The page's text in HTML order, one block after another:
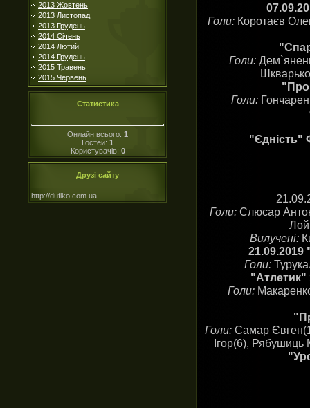
2013 Жовтень
2013 Листопад
2013 Грудень
2014 Січень
2014 Лютий
2014 Грудень
2015 Травень
2015 Червень
Статистика
Онлайн всього: 1
Гостей: 1
Користувачів: 0
Друзі сайту
http://duflko.com.ua
Голи: Коротаєв
Голи:
Голи:
"Єдність"
Голи: Слюсар
Вилучені:
21.09.2019
Голи:
"Атлетик"
Голи:
Голи: Самар
Ігор(6), Рябушиць